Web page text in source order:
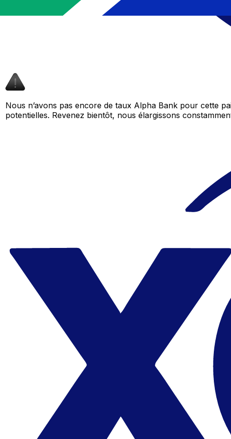
Nous n’avons pas encore de taux Alpha Bank pour cette
potentielles. Revenez bientôt, nous élargissons